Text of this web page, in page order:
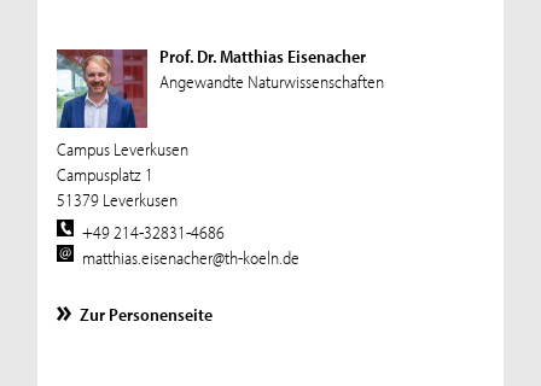
Prof. Dr. Matthias Eisenacher
Angewandte Naturwissenschaften
Campus Leverkusen
Campusplatz 1
51379 Leverkusen
+49 214-32831-4686
matthias.eisenacher@th-koeln.de
Zur Personenseite